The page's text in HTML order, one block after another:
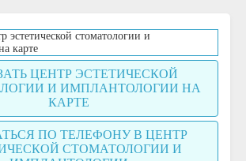
ЦЕНТР ЭСТЕТИЧЕСКОЙ
И ИМПЛАНТОЛОГИИ НА
КАРТЕ
ПО ТЕЛЕФОНУ В ЦЕНТР
СТОМАТОЛОГИИ И